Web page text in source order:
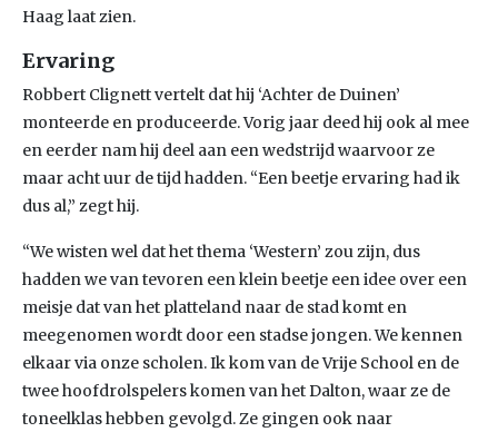
Haag laat zien.
Ervaring
Robbert Clignett vertelt dat hij ‘Achter de Duinen’
monteerde en produceerde. Vorig jaar deed hij ook al mee
en eerder nam hij deel aan een wedstrijd waarvoor ze
maar acht uur de tijd hadden. “Een beetje ervaring had ik
dus al,” zegt hij.
“We wisten wel dat het thema ‘Western’ zou zijn, dus
hadden we van tevoren een klein beetje een idee over een
meisje dat van het platteland naar de stad komt en
meegenomen wordt door een stadse jongen. We kennen
elkaar via onze scholen. Ik kom van de Vrije School en de
twee hoofdrolspelers komen van het Dalton, waar ze de
toneelklas hebben gevolgd. Ze gingen ook naar